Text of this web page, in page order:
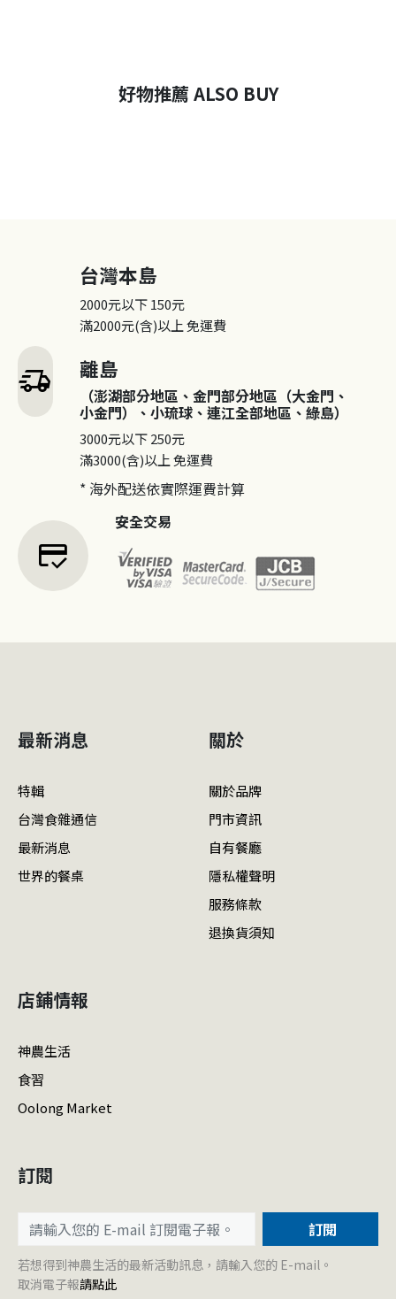
好物推薦 ALSO BUY
delivery_truck_speed
台灣本島
2000元以下150元
滿2000元(含)以上免運費
離島
（澎湖部分地區、金門部分地區（大金門、
小金門）、小琉球、連江全部地區、綠島）
3000元以下250元
滿3000(含)以上免運費
* 海外配送依實際運費計算
credit_score
安全交易
最新消息
特輯
台灣食雜通信
最新消息
世界的餐桌
關於
關於品牌
門市資訊
自有餐廳
隱私權聲明
服務條款
退換貨須知
店鋪情報
神農生活
食習
Oolong Market
訂閱
訂閱
若想得到神農生活的最新活動訊息，請輸入您的 E-mail。
取消電子報請點此